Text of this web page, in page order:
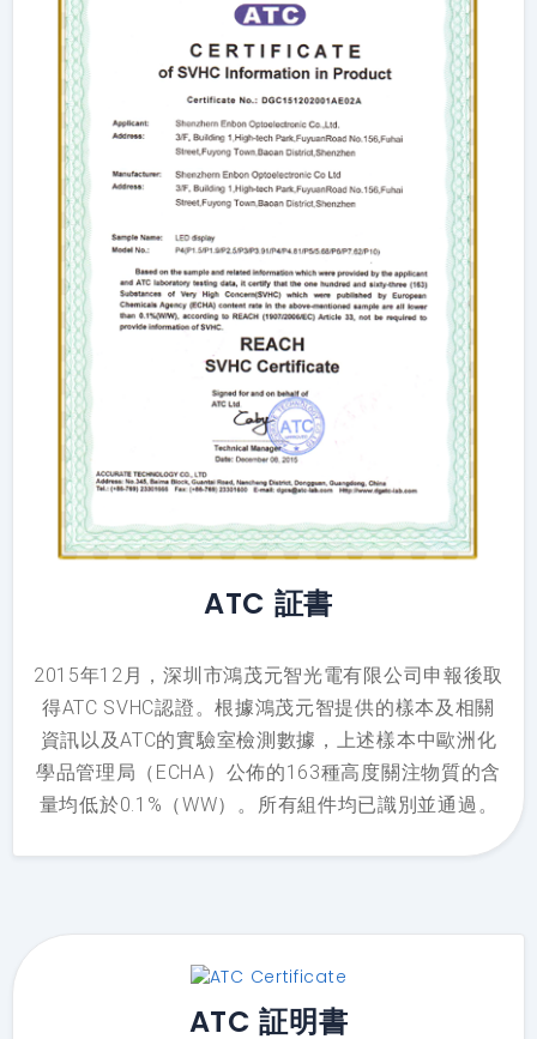
ATC 証書
2015年12月，深圳市鴻茂元智光電有限公司申報後取
得ATC SVHC認證。根據鴻茂元智提供的樣本及相關
資訊以及ATC的實驗室檢測數據，上述樣本中歐洲化
學品管理局（ECHA）公佈的163種高度關注物質的含
量均低於0.1%（WW）。所有組件均已識別並通過。
ATC 証明書